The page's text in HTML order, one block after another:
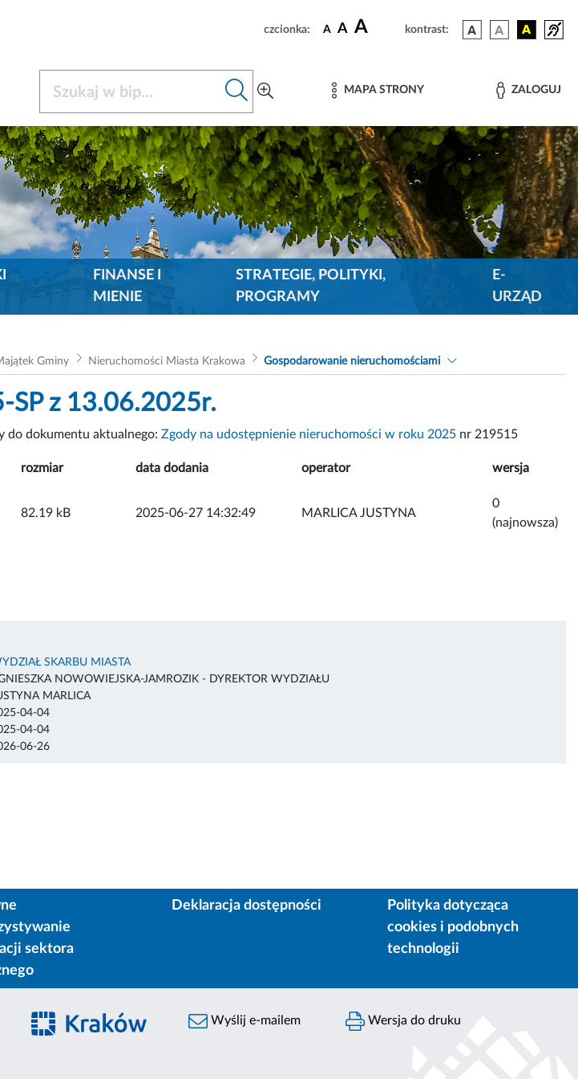
czcionka: A A A kontrast:
MAPA STRONY ZALOGUJ
FINANSE I
MIENIE
STRATEGIE, POLITYKI,
PROGRAMY
E-
URZĄD
Gminy Nieruchomości Miasta Krakowa Gospodarowanie nieruchomościami
SP z 13.06.2025r.
do dokumentu aktualnego: Zgody na udostępnienie nieruchomości w roku 2025 nr 219515
rozmiar data dodania operator wersja
82.19 kB 2025-06-27 14:32:49 MARLICA JUSTYNA
0
(najnowsza)
SKARBU MIASTA
NOWOWIEJSKA-JAMROZIK - DYREKTOR WYDZIAŁU
MARLICA
04-04
04-04
06-26
sektora
Deklaracja dostępności
Polityka dotycząca
cookies i podobnych
technologii
Wyślij e-mailem Wersja do druku